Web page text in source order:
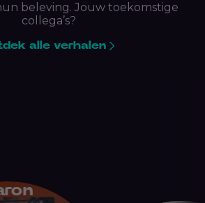
beleving. Jouw toekomstige
collega’s?
alle verhalen
Bouk